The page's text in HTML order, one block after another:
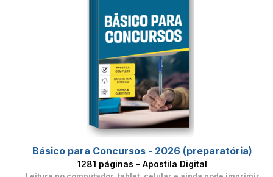
Básico para Concursos - 2026 (preparatória)
1281 páginas - Apostila Digital